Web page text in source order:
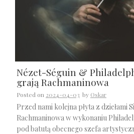
Nézet-Séguin &
grają Rachmaninowa
Posted on 2024-04-03 by Oskar
Przed nami kolejna płyta z dziełami
Rachmaninowa w wykonaniu
pod batutą obecnego szefa